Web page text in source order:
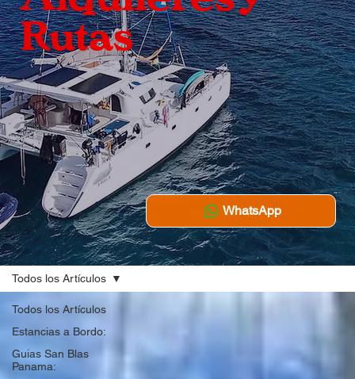
Rutas
WhatsApp
Todos los Artículos
Estancias a Bordo:
Guias San Blas
Panama:
Todos los Artículos